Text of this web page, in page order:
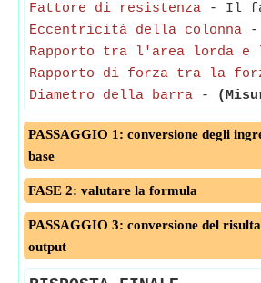
Fattore di resistenza - Il
Eccentricità della colonna -
Rapporto tra l'area lorda
Rapporto di forza tra la
Diametro della barra -
PASSAGGIO 1: conversione degli
base
FASE 2: valutare la formula
PASSAGGIO 3: conversione del
output